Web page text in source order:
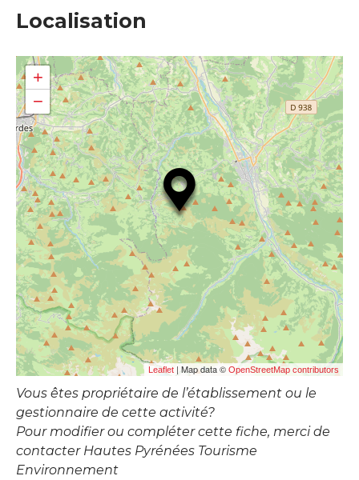
Localisation
+
−
Leaflet | Map data © OpenStreetMap contributors
Vous êtes propriétaire de l’établissement ou le
gestionnaire de cette activité?
Pour modifier ou compléter cette fiche, merci de
contacter Hautes Pyrénées Tourisme
Environnement